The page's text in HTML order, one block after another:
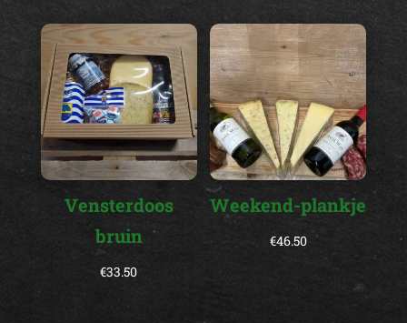
Vensterdoos
bruin
€33.50
Weekend-plankje
€46.50